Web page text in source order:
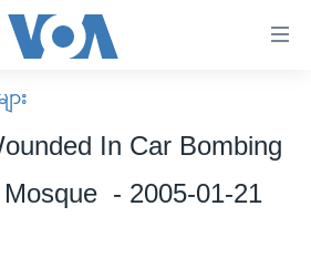
း
In Car Bombing
- 2005-01-21